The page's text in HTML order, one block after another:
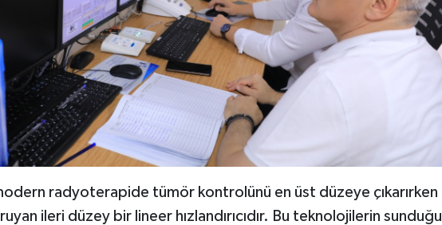
radyoterapide tümör kontrolünü en üst düzeye çıkarırken
ileri düzey bir lineer hızlandırıcıdır. Bu teknolojilerin sunduğu